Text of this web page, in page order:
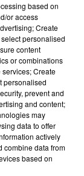
based on
or access
Create
personalised
content
or combinations
Create
personalised
prevent and
and content;
may
data to offer
actively
combine data from
based on